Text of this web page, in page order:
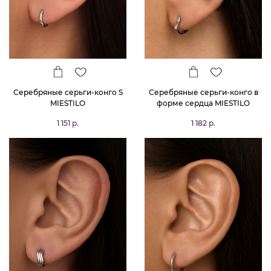
Серебряные серьги-конго S
MIESTILO
1 151 р.
Серебряные серьги-конго в
форме сердца MIESTILO
1 182 р.